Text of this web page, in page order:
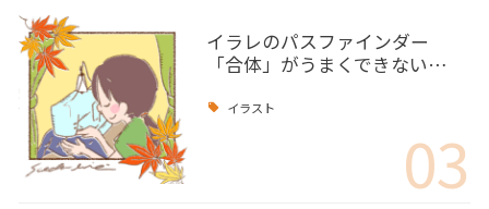
イラレのパスファインダー
「合体」がうまくできない…
イラスト
03